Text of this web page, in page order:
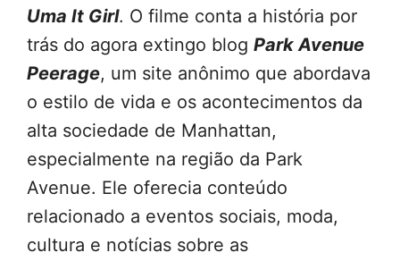
Uma It Girl. O filme conta a história por
trás do agora extingo blog Park Avenue
Peerage, um site anônimo que abordava
o estilo de vida e os acontecimentos da
alta sociedade de Manhattan,
especialmente na região da Park
Avenue. Ele oferecia conteúdo
relacionado a eventos sociais, moda,
cultura e notícias sobre as